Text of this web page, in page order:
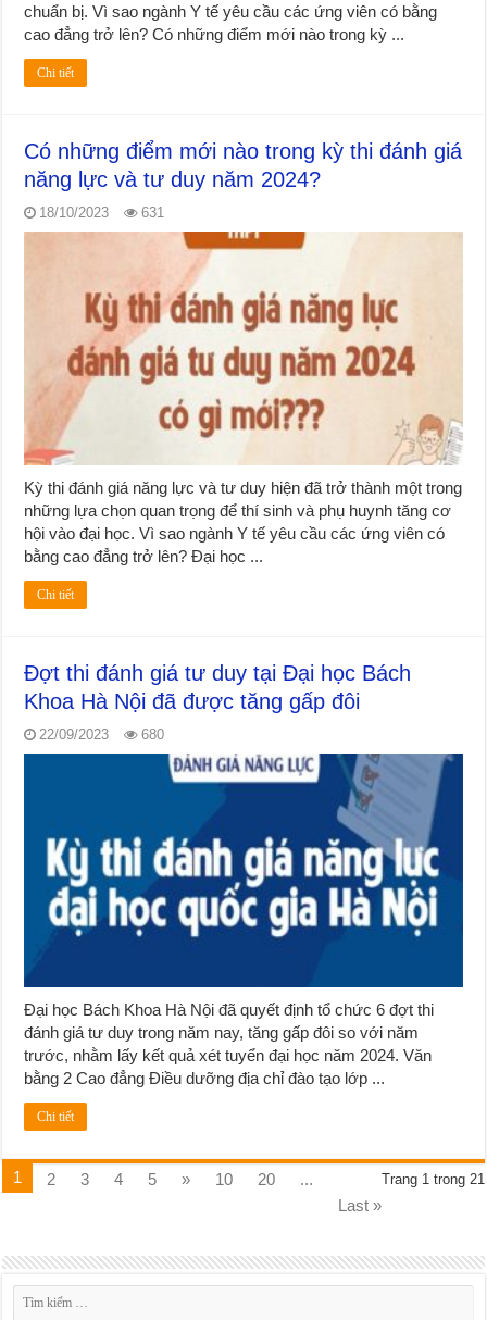
chuẩn bị. Vì sao ngành Y tế yêu cầu các ứng viên có bằng
cao đẳng trở lên? Có những điểm mới nào trong kỳ ...
Chi tiết
Có những điểm mới nào trong kỳ thi đánh giá
năng lực và tư duy năm 2024?
18/10/2023 631
Kỳ thi đánh giá năng lực và tư duy hiện đã trở thành một trong
những lựa chọn quan trọng để thí sinh và phụ huynh tăng cơ
hội vào đại học. Vì sao ngành Y tế yêu cầu các ứng viên có
bằng cao đẳng trở lên? Đại học ...
Chi tiết
Đợt thi đánh giá tư duy tại Đại học Bách
Khoa Hà Nội đã được tăng gấp đôi
22/09/2023 680
Đại học Bách Khoa Hà Nội đã quyết định tổ chức 6 đợt thi
đánh giá tư duy trong năm nay, tăng gấp đôi so với năm
trước, nhằm lấy kết quả xét tuyển đại học năm 2024. Văn
bằng 2 Cao đẳng Điều dưỡng địa chỉ đào tạo lớp ...
Chi tiết
Trang 1 trong 21
1 2 3 4 5 » 10 20
...
Last »